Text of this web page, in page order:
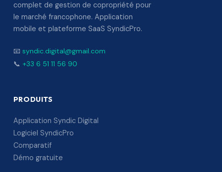
complet de gestion de copropriété pour
le marché francophone. Application
mobile et plateforme SaaS SyndicPro.
📧 syndic.digital@gmail.com
📞 +33 6 51 11 56 90
PRODUITS
Application Syndic Digital
Logiciel SyndicPro
Comparatif
Démo gratuite